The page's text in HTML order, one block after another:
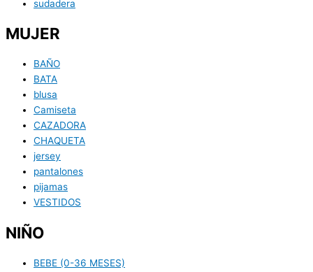
sudadera
MUJER
BAÑO
BATA
blusa
Camiseta
CAZADORA
CHAQUETA
jersey
pantalones
pijamas
VESTIDOS
NIÑO
BEBE (0-36 MESES)